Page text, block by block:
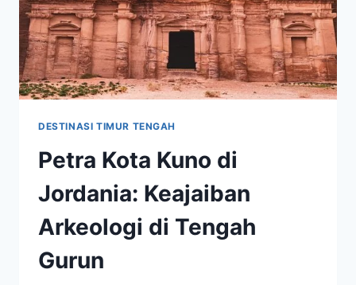
DESTINASI TIMUR TENGAH
Petra Kota Kuno di
Jordania: Keajaiban
Arkeologi di Tengah
Gurun